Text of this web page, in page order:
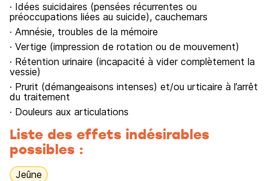
· Idées suicidaires (pensées récurrentes ou
préoccupations liées au suicide), cauchemars
· Amnésie, troubles de la mémoire
· Vertige (impression de rotation ou de mouvement)
· Rétention urinaire (incapacité à vider complètement la
vessie)
· Prurit (démangeaisons intenses) et/ou urticaire à l’arrêt
du traitement
· Douleurs aux articulations
Liste des effets indésirables
possibles :
Jeûne